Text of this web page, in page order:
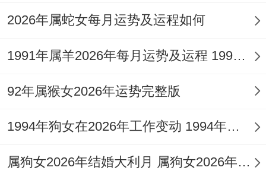
略高度，是本年行稳致远的不二法门。
1977年属蛇人2026年财运运势
引动，于你的财帛宫呈现联动活跃之势
这预示着你通过本职工作、专业服务或合法
经营所获得的正财收入渠道有望扩宽，薪资
2026年属蛇女每月运势及运程如何
1991年属羊2026年每月运势及运程 1991年属羊2026年全年运势
92年属猴女2026年运势完整版
1994年狗女在2026年工作变动 1994年狗女和什么相配
属狗女2026年结婚大利月 属狗女2026年运势